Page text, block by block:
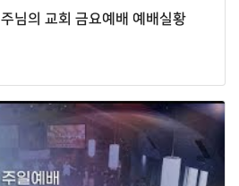
님의 교회 금요예배 예배실황